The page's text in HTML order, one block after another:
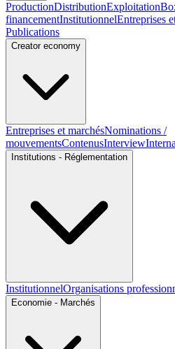
ProductionDistributionExploitation
financementInstitutionnelEntreprises
Publications
Creator economy
Entreprises et marchésNominations /
mouvementsContenusInterview
Institutions - Réglementation
InstitutionnelOrganisations
Economie - Marchés